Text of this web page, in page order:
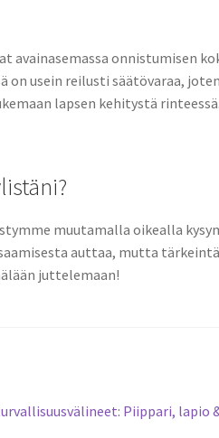
avainasemassa onnistumisen
usein reilusti säätövaraa,
lapsen kehitystä rinteessä.
muutamalla oikealla
auttaa, mutta
juttelemaan!
Piippari, lapio